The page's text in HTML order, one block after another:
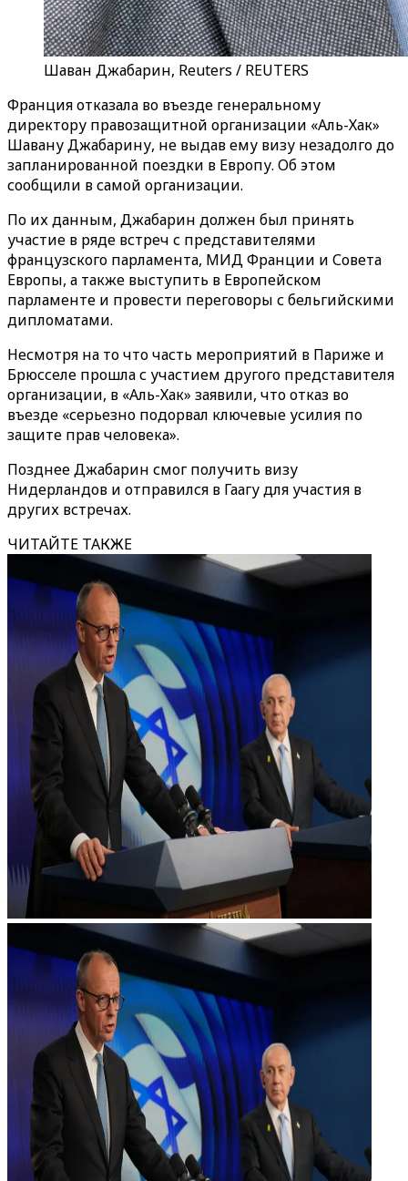
Шаван Джабарин, Reuters / REUTERS
Франция отказала во въезде генеральному
директору правозащитной организации «Аль-Хак»
Шавану Джабарину, не выдав ему визу незадолго до
запланированной поездки в Европу. Об этом
сообщили в самой организации.
По их данным, Джабарин должен был принять
участие в ряде встреч с представителями
французского парламента, МИД Франции и Совета
Европы, а также выступить в Европейском
парламенте и провести переговоры с бельгийскими
дипломатами.
Несмотря на то что часть мероприятий в Париже и
Брюсселе прошла с участием другого представителя
организации, в «Аль-Хак» заявили, что отказ во
въезде «серьезно подорвал ключевые усилия по
защите прав человека».
Позднее Джабарин смог получить визу
Нидерландов и отправился в Гаагу для участия в
других встречах.
ЧИТАЙТЕ ТАКЖЕ